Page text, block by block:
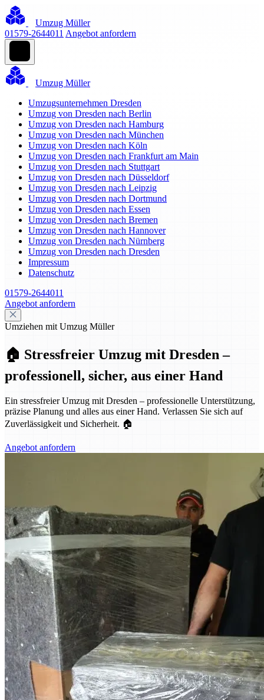
Umzug Müller
01579-2644011 Angebot anfordern
Umzug Müller
Umzugsunternehmen Dresden
Umzug von Dresden nach Berlin
Umzug von Dresden nach Hamburg
Umzug von Dresden nach München
Umzug von Dresden nach Köln
Umzug von Dresden nach Frankfurt am Main
Umzug von Dresden nach Stuttgart
Umzug von Dresden nach Düsseldorf
Umzug von Dresden nach Leipzig
Umzug von Dresden nach Dortmund
Umzug von Dresden nach Essen
Umzug von Dresden nach Bremen
Umzug von Dresden nach Hannover
Umzug von Dresden nach Nürnberg
Umzug von Dresden nach Dresden
Impressum
Datenschutz
01579-2644011
Angebot anfordern
Umziehen mit Umzug Müller
🏠 Stressfreier Umzug mit Dresden –
professionell, sicher, aus einer Hand
Ein stressfreier Umzug mit Dresden – professionelle Unterstützung,
präzise Planung und alles aus einer Hand. Verlassen Sie sich auf
Zuverlässigkeit und Sicherheit. 🏠
Angebot anfordern